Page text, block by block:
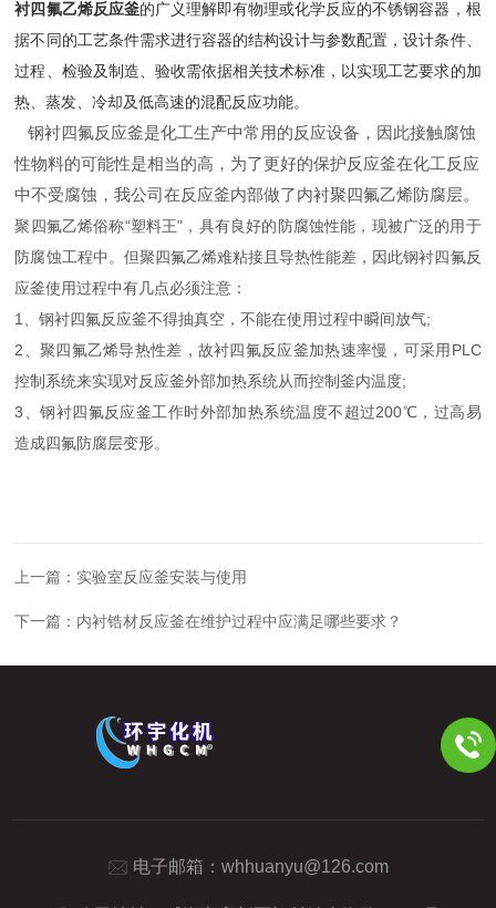
衬四氟乙烯反应釜的广义理解即有物理或化学反应的不锈钢容器，根
据不同的工艺条件需求进行容器的结构设计与参数配置，设计条件、
过程、检验及制造、验收需依据相关技术标准，以实现工艺要求的加
热、蒸发、冷却及低高速的混配反应功能。
钢衬四氟反应釜是化工生产中常用的反应设备，因此接触腐蚀
性物料的可能性是相当的高，为了更好的保护反应釜在化工反应
中不受腐蚀，我公司在反应釜内部做了内衬聚四氟乙烯防腐层。
聚四氟乙烯俗称“塑料王"，具有良好的防腐蚀性能，现被广泛的用于
防腐蚀工程中。但聚四氟乙烯难粘接且导热性能差，因此钢衬四氟反
应釜使用过程中有几点必须注意：
1、钢衬四氟反应釜不得抽真空，不能在使用过程中瞬间放气;
2、聚四氟乙烯导热性差，故衬四氟反应釜加热速率慢，可采用PLC
控制系统来实现对反应釜外部加热系统从而控制釜内温度;
3、钢衬四氟反应釜工作时外部加热系统温度不超过200℃，过高易
造成四氟防腐层变形。
上一篇： 实验室反应釜安装与使用
下一篇： 内衬锆材反应釜在维护过程中应满足哪些要求？
电子邮箱： whhuanyu@126.com